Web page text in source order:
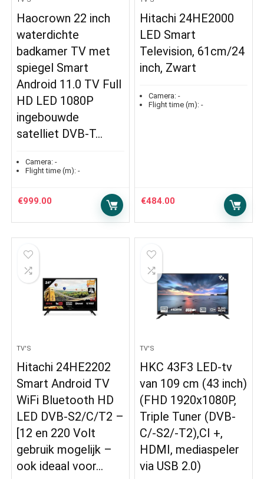
Haocrown 22 inch
waterdichte
badkamer TV met
spiegel Smart
Android 11.0 TV Full
HD LED 1080P
ingebouwde
satelliet DVB-T…
Camera: -
Flight time (m): -
€999.00
Hitachi 24HE2000
LED Smart
Television, 61cm/24
inch, Zwart
Camera: -
Flight time (m): -
€484.00
TV'S
Hitachi 24HE2202
Smart Android TV
WiFi Bluetooth HD
LED DVB-S2/C/T2 –
[12 en 220 Volt
gebruik mogelijk –
ook ideaal voor…
TV'S
HKC 43F3 LED-tv
van 109 cm (43 inch)
(FHD 1920x1080P,
Triple Tuner (DVB-
C/-S2/-T2),CI +,
HDMI, mediaspeler
via USB 2.0)